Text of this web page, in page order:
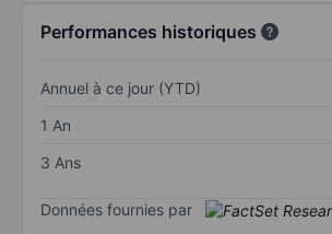
Performances historiques
Annuel à ce jour (YTD)
1 An
3 Ans
Données fournies par